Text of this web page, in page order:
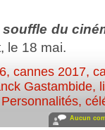
du
le 18 mai.
, cannes 2017,
Gastambide,
Personnalités,
Aucun